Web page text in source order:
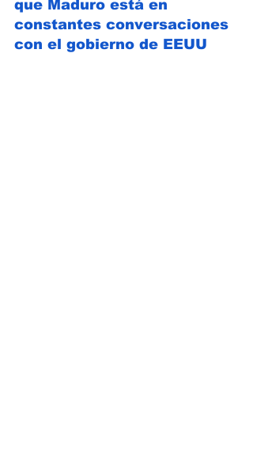
que Maduro está en
constantes conversaciones
con el gobierno de EEUU